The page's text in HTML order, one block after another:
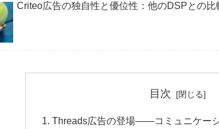
Criteo広告の独自性と優位性：他のDSPとの比
目次
Threads広告の登場――コミュニケー